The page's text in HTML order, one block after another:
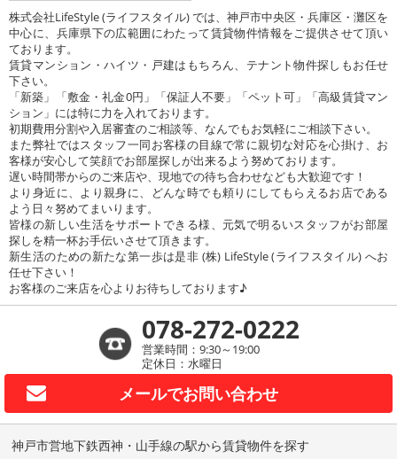
株式会社LifeStyle (ライフスタイル) では、神戸市中央区・兵庫区・灘区を
中心に、兵庫県下の広範囲にわたって賃貸物件情報をご提供させて頂い
ております。
賃貸マンション・ハイツ・戸建はもちろん、テナント物件探しもお任せ
下さい。
「新築」「敷金・礼金0円」「保証人不要」「ペット可」「高級賃貸マン
ション」には特に力を入れております。
初期費用分割や入居審査のご相談等、なんでもお気軽にご相談下さい。
また弊社ではスタッフ一同お客様の目線で常に親切な対応を心掛け、お
客様が安心して笑顔でお部屋探しが出来るよう努めております。
遅い時間帯からのご来店や、現地での待ち合わせなども大歓迎です！
より身近に、より親身に、どんな時でも頼りにしてもらえるお店である
よう日々努めてまいります。
皆様の新しい生活をサポートできる様、元気で明るいスタッフがお部屋
探しを精一杯お手伝いさせて頂きます。
新生活のための新たな第一歩は是非 (株) LifeStyle (ライフスタイル) へお
任せ下さい！
お客様のご来店を心よりお待ちしております♪
078-272-0222
営業時間：9:30～19:00
定休日：水曜日
メールでお問い合わせ
神戸市営地下鉄西神・山手線の駅から賃貸物件を探す